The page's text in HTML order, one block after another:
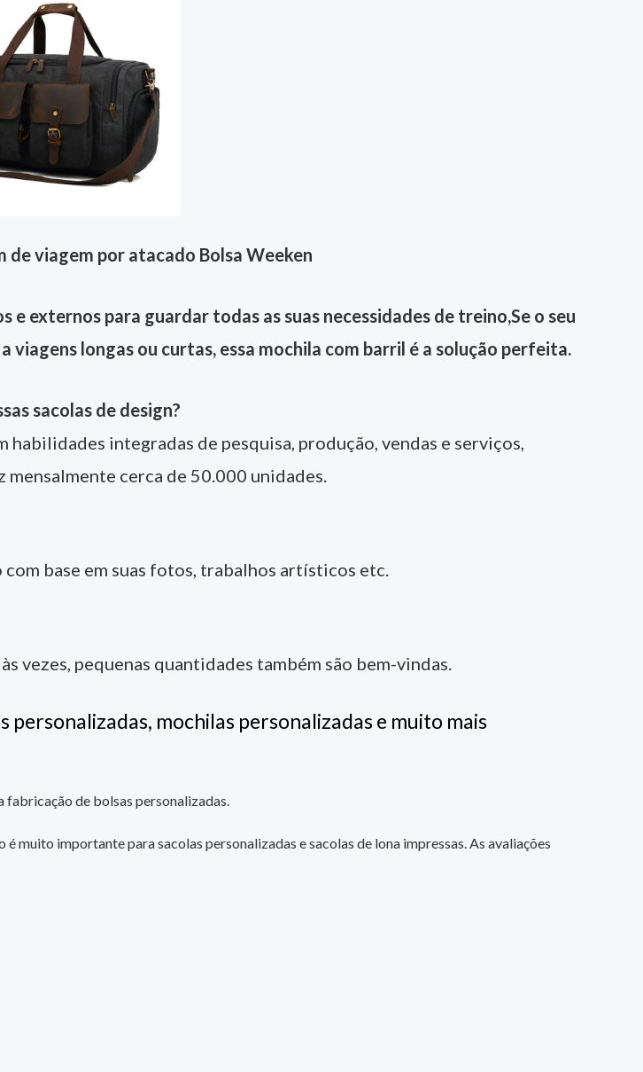
de viagem por atacado Bolsa Weeken
e externos para guardar todas as suas necessidades de treino,Se o seu
viagens longas ou curtas, essa mochila com barril é a solução perfeita.
sacolas de design?
integradas de pesquisa, produção, vendas e serviços,
cerca de 50.000 unidades.
com base em suas fotos, trabalhos artísticos etc.
vezes, pequenas quantidades também são bem-vindas.
mochilas personalizadas e muito mais
fabricação de bolsas personalizadas.
muito importante para sacolas personalizadas e sacolas de lona impressas. As avaliações